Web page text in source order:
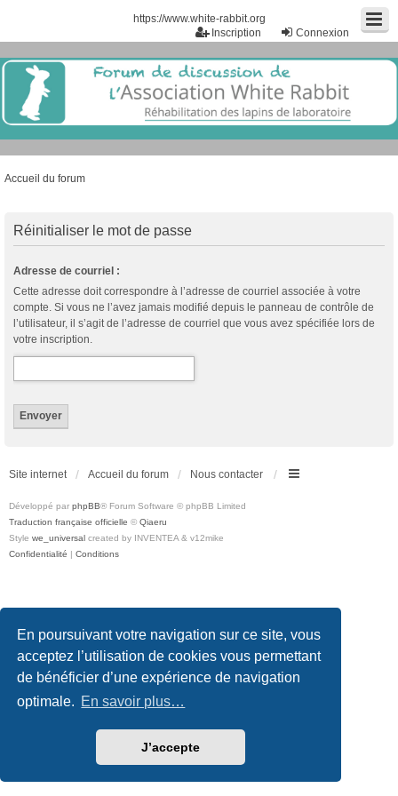
En poursuivant votre navigation sur ce site, vous
acceptez l’utilisation de cookies vous permettant
de bénéficier d’une expérience de navigation
optimale. En savoir plus…
J’accepte
https://www.white-rabbit.org
Connexion
Inscription
Accueil du forum
Réinitialiser le mot de passe
Adresse de courriel :
Cette adresse doit correspondre à l’adresse de courriel associée à votre
compte. Si vous ne l’avez jamais modifié depuis le panneau de contrôle de
l’utilisateur, il s’agit de l’adresse de courriel que vous avez spécifiée lors de
votre inscription.
Site internet Accueil du forum Nous contacter
Développé par phpBB® Forum Software © phpBB Limited
Traduction française officielle © Qiaeru
Style we_universal created by INVENTEA & v12mike
Confidentialité | Conditions